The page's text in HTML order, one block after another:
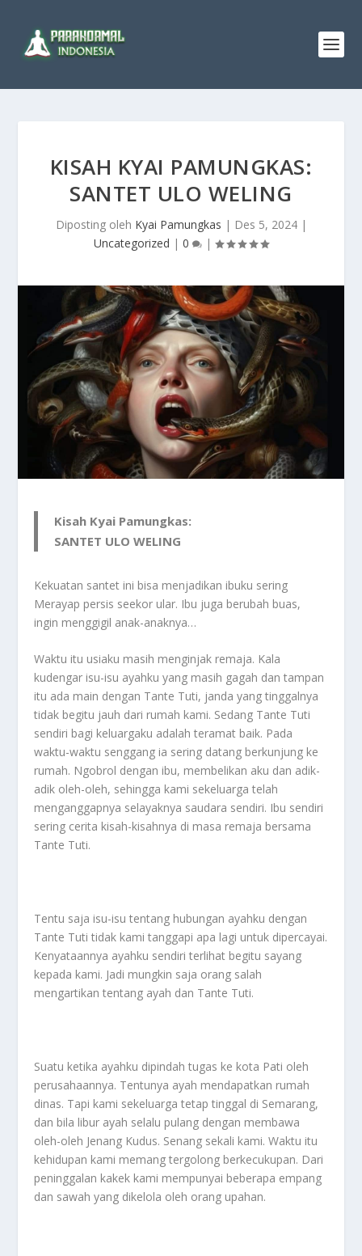
KISAH KYAI PAMUNGKAS:
SANTET ULO WELING
Diposting oleh Kyai Pamungkas | Des 5, 2024|
Uncategorized | 0 |
Kisah Kyai Pamungkas:
SANTET ULO WELING
Kekuatan santet ini bisa menjadikan ibuku sering
Merayap persis seekor ular. Ibu juga berubah buas,
ingin menggigil anak-anaknya…
Waktu itu usiaku masih menginjak remaja. Kala
kudengar isu-isu ayahku yang masih gagah dan tampan
itu ada main dengan Tante Tuti, janda yang tinggalnya
tidak begitu jauh dari rumah kami. Sedang Tante Tuti
sendiri bagi keluargaku adalah teramat baik. Pada
waktu-waktu senggang ia sering datang berkunjung ke
rumah. Ngobrol dengan ibu, membelikan aku dan adik-
adik oleh-oleh, sehingga kami sekeluarga telah
menganggapnya selayaknya saudara sendiri. Ibu sendiri
sering cerita kisah-kisahnya di masa remaja bersama
Tante Tuti.
Tentu saja isu-isu tentang hubungan ayahku dengan
Tante Tuti tidak kami tanggapi apa lagi untuk dipercayai.
Kenyataannya ayahku sendiri terlihat begitu sayang
kepada kami. Jadi mungkin saja orang salah
mengartikan tentang ayah dan Tante Tuti.
Suatu ketika ayahku dipindah tugas ke kota Pati oleh
perusahaannya. Tentunya ayah mendapatkan rumah
dinas. Tapi kami sekeluarga tetap tinggal di Semarang,
dan bila libur ayah selalu pulang dengan membawa
oleh-oleh Jenang Kudus. Senang sekali kami. Waktu itu
kehidupan kami memang tergolong berkecukupan. Dari
peninggalan kakek kami mempunyai beberapa empang
dan sawah yang dikelola oleh orang upahan.